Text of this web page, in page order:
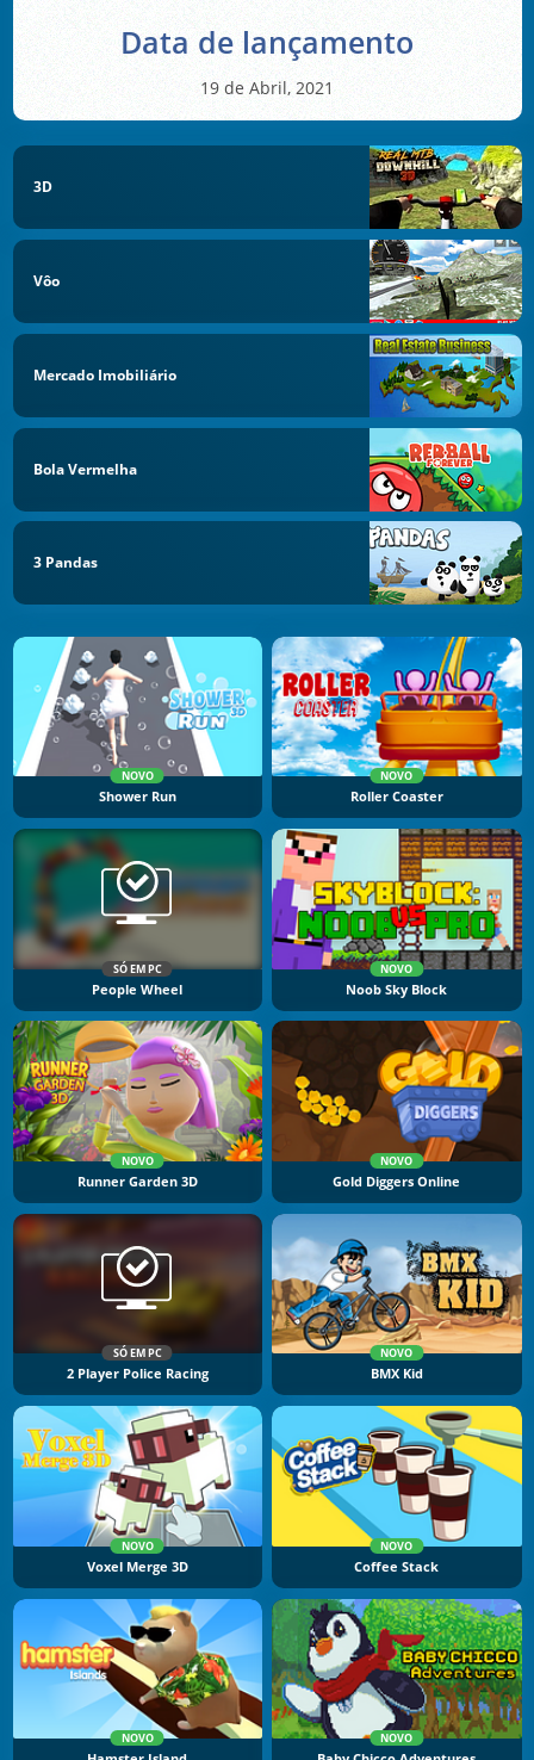
Data de lançamento
19 de Abril, 2021
3D
Vôo
Mercado Imobiliário
Bola Vermelha
3 Pandas
NOVO
Shower Run
NOVO
Roller Coaster
SÓ EM PC
People Wheel
NOVO
Noob Sky Block
NOVO
Runner Garden 3D
NOVO
Gold Diggers Online
SÓ EM PC
2 Player Police Racing
NOVO
BMX Kid
NOVO
Voxel Merge 3D
NOVO
Coffee Stack
NOVO NOVO